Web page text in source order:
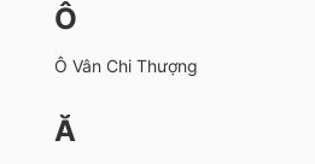
Ô
Ô Vân Chi Thượng
Ă